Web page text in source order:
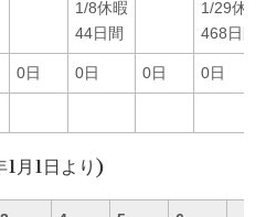
1/8休暇
44日間
1/29休暇
468日間
0日 0日 0日 0日
月1日より)